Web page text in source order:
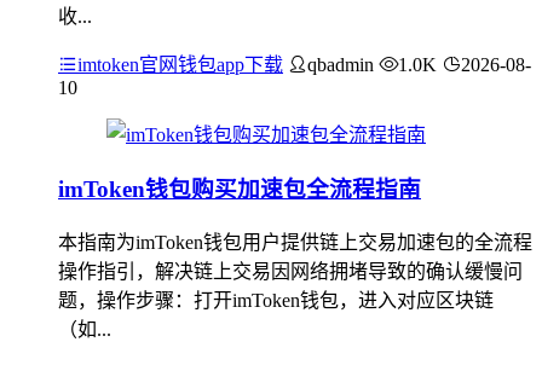
收...
imtoken官网钱包app下载 qbadmin 1.0K
2026-08-
10
imToken钱包购买加速包全流程指南
本指南为imToken钱包用户提供链上交易加速包的全流程
操作指引，解决链上交易因网络拥堵导致的确认缓慢问
题，操作步骤：打开imToken钱包，进入对应区块链
（如...